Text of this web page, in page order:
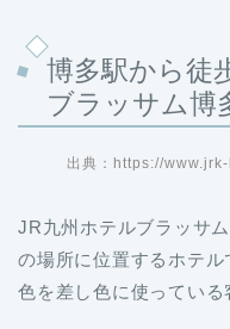
博多駅から徒
ブラッサム博
出典：https://
JR九州ホテルブラッサ
の場所に位置するホテ
色を差し色に使っている